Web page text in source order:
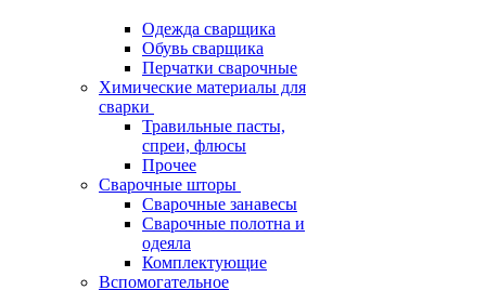
Одежда сварщика
Обувь сварщика
Перчатки сварочные
Химические материалы для
сварки
Травильные пасты,
спреи, флюсы
Прочее
Сварочные шторы
Сварочные занавесы
Сварочные полотна и
одеяла
Комплектующие
Вспомогательное